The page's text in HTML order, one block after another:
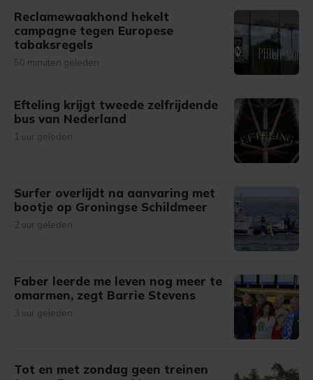
Reclamewaakhond hekelt
campagne tegen Europese
tabaksregels
50 minuten geleden
Efteling krijgt tweede zelfrijdende
bus van Nederland
1 uur geleden
Surfer overlijdt na aanvaring met
bootje op Groningse Schildmeer
2 uur geleden
Faber leerde me leven nog meer te
omarmen, zegt Barrie Stevens
3 uur geleden
Tot en met zondag geen treinen